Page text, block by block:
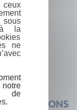
QUESTIONS
à la
ne
de